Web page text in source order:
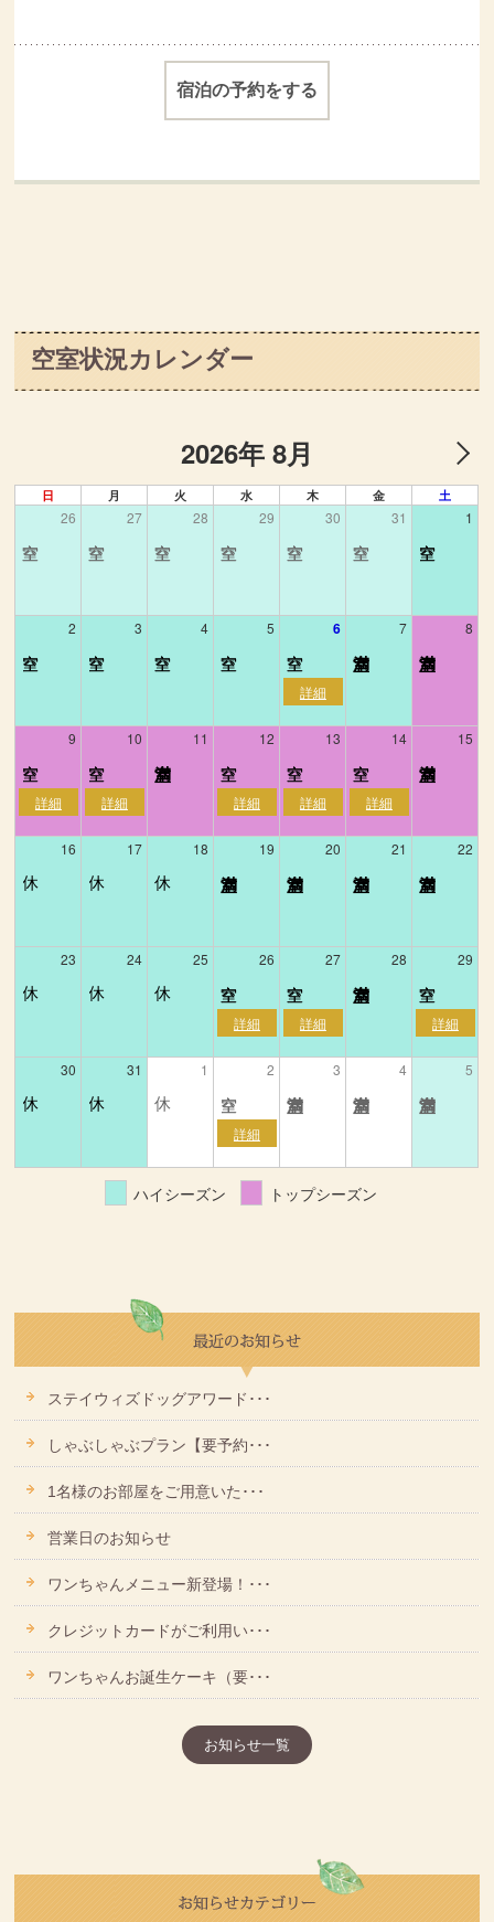
宿泊の予約をする
空室状況カレンダー
2026年 8月
日 月 火 水 木 金 土
26 27 28 29 30 31 1
2 3 4 5 6 7 8
9 10 11 12 13 14 15
16 17 18 19 20 21 22
23 24 25 26 27 28 29
30 31 1 2 3 4 5
ハイシーズン トップシーズン
ステイウィズドッグアワード･･･
しゃぶしゃぶプラン【要予約･･･
1名様のお部屋をご用意いた･･･
営業日のお知らせ
ワンちゃんメニュー新登場！･･･
クレジットカードがご利用い･･･
ワンちゃんお誕生ケーキ（要･･･
お知らせ一覧